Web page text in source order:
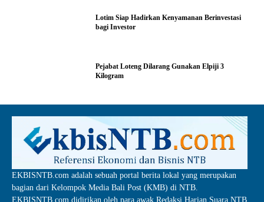
Lotim Siap Hadirkan Kenyamanan Berinvestasi
bagi Investor
Pejabat Loteng Dilarang Gunakan Elpiji 3
Kilogram
EKBISNTB.com adalah sebuah portal berita lokal yang merupakan
bagian dari Kelompok Media Bali Post (KMB) di NTB.
EKBISNTB.com didirikan oleh para awak Redaksi Harian Suara NTB,